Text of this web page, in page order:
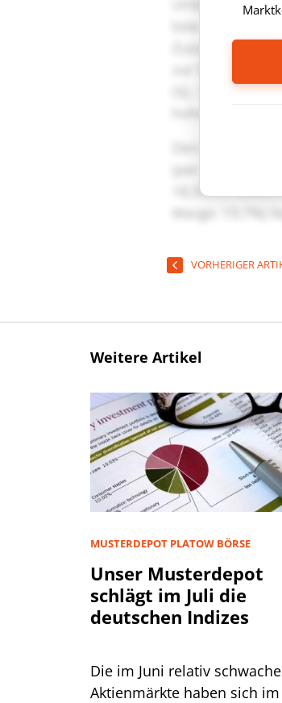
VORHERIGER
Weitere Artikel
MUSTERDEPOT PLATOW BÖRSE
Unser Musterdepot
schlägt im Juli die
deutschen Indizes
Die im Juni relativ
Aktienmärkte haben sich im